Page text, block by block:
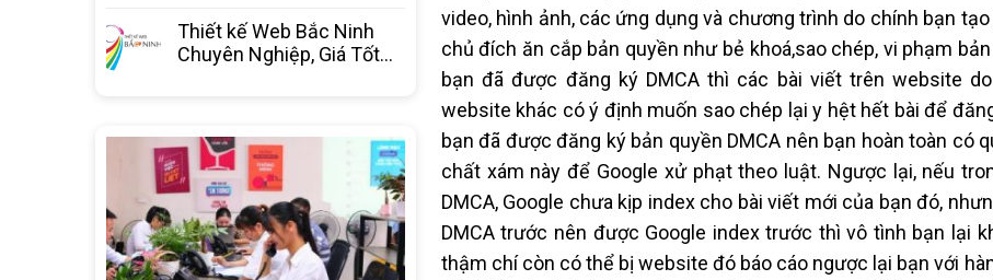
Thiết kế Web Bắc Ninh
Chuyên Nghiệp, Giá Tốt
video, hình ảnh, các ứng dụng và chương trình do chính bạn
chủ đích ăn cắp bản quyền như bẻ khoá,sao chép, vi phạm
bạn đã được đăng ký DMCA thì các bài viết trên website
website khác có ý định muốn sao chép lại y hệt hết bài để
bạn đã được đăng ký bản quyền DMCA nên bạn hoàn toàn có
chất xám này để Google xử phạt theo luật. Ngược lại, nếu
DMCA, Google chưa kịp index cho bài viết mới của bạn đó,
DMCA trước nên được Google index trước thì vô tình bạn lại
thậm chí còn có thể bị website đó báo cáo ngược lại bạn với